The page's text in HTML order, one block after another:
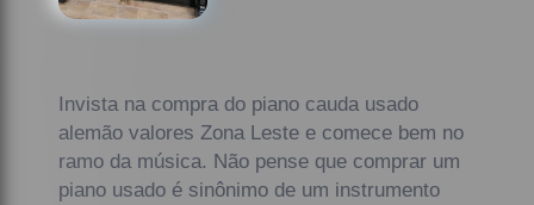
Invista na compra do piano cauda usado
alemão valores Zona Leste e comece bem no
ramo da música. Não pense que comprar um
piano usado é sinônimo de um instrumento